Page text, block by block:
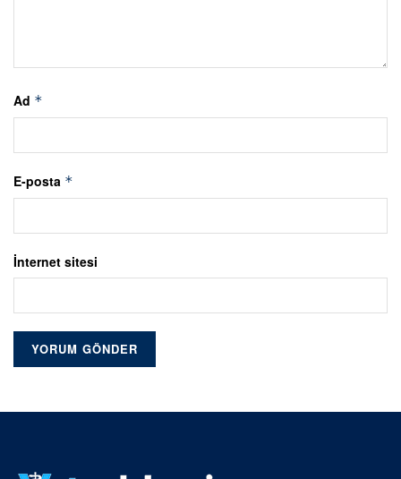
Ad *
E-posta *
İnternet sitesi